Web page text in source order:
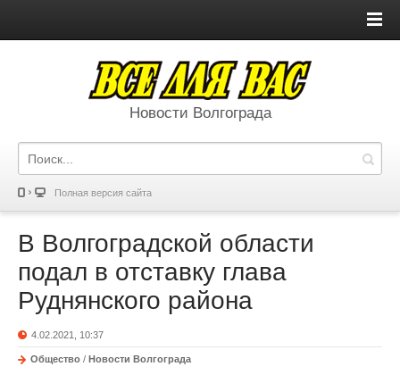
Новости Волгограда
Полная версия сайта
В Волгоградской области
подал в отставку глава
Руднянского района
4.02.2021, 10:37
Общество / Новости Волгограда